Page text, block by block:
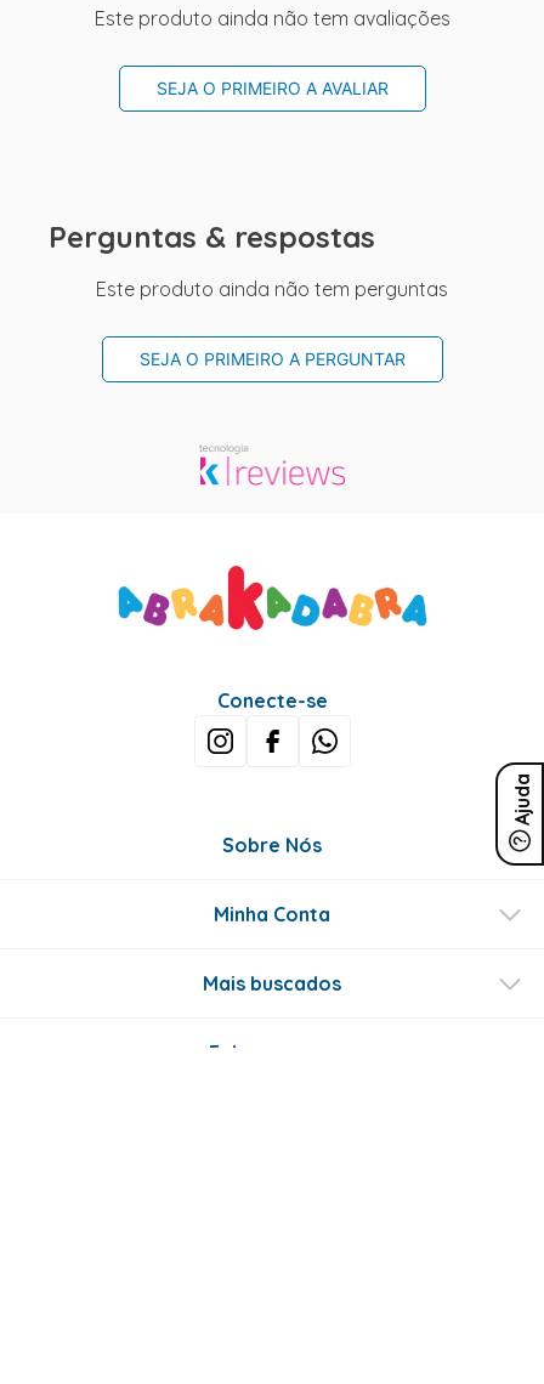
Este produto ainda não tem avaliações
SEJA O PRIMEIRO A AVALIAR
Perguntas & respostas
Este produto ainda não tem perguntas
SEJA O PRIMEIRO A PERGUNTAR
Ajuda
Conecte-se
Sobre Nós
Minha Conta
Mais buscados
Fale conosco